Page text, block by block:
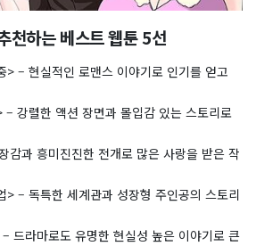
천하는 베스트 웹툰 5선
> – 현실적인 로맨스 이야기로 인기를 얻고
– 강렬한 액션 장면과 몰입감 있는 스토리로
감과 흥미진진한 전개로 많은 사랑을 받은 작
> – 독특한 세계관과 성장형 주인공의 스토리
드라마로도 유명한 현실성 높은 이야기로 큰